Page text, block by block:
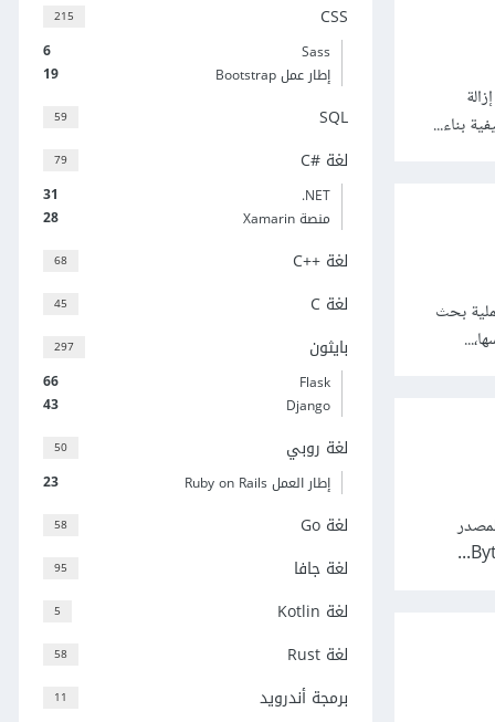
بناء...
بحث
215 CSS
6
Sass
19
إطار عمل Bootstrap
59 SQL
79 لغة C#‎
31
‎.NET
28
منصة Xamarin
68 لغة C++‎
45 لغة C
297 بايثون
66
Flask
43
Django
50 لغة روبي
23 إطار العمل Ruby on Rails
58 لغة Go
95 لغة جافا
5 لغة Kotlin
58 لغة Rust
11 برمجة أندرويد